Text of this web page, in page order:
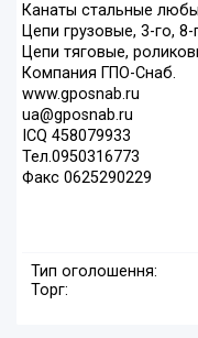
Канаты стальные
Цепи грузовые, 3-го,
Цепи тяговые,
Компания ГПО-Снаб.
www.gposnab.ru
ua@gposnab.ru
ICQ 458079933
Тел.0950316773
Факс 0625290229
Тип оголошення:
Торг: